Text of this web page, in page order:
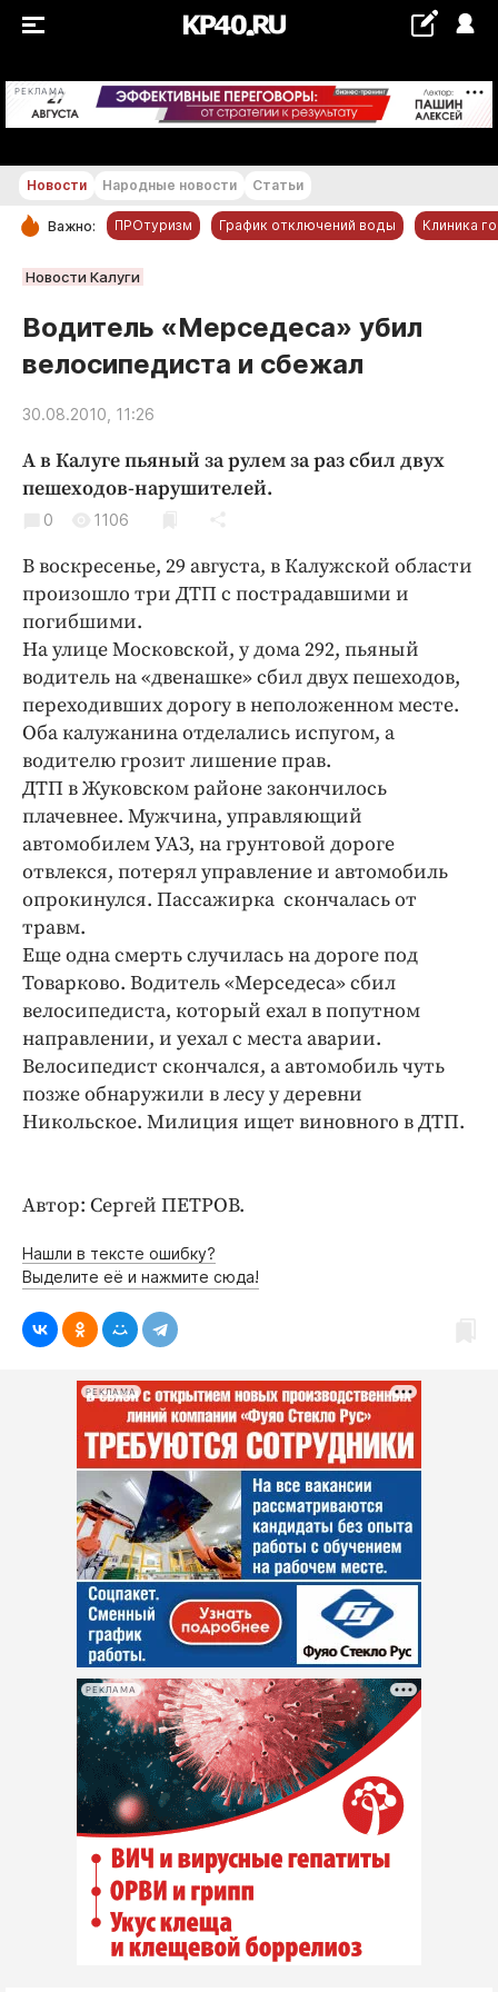
РЕКЛАМА +27...+28 °С
РУБРИКИ
Новости компаний
Статьи
Народные новости
Авто и транспорт
Благоустройство
Криминал
Недвижимость и ЖКХ
Образование
Общество
Погода
Праздники
Происшествия
Спорт
Экономика и бизнес
ПРОЕКТЫ
Блоги
Издания
Медиаперсона
Интересное чтиво
Клиника года
Бренд года
Работодатель года
Новости Народные новости Статьи
Важно: ПРОтуризм График отключений воды Клиника
Новости Калуги
Водитель «Мерседеса» убил
велосипедиста и сбежал
30.08.2010, 11:26
А в Калуге пьяный за рулем за раз сбил двух
пешеходов-нарушителей.
0 1106
В воскресенье, 29 августа, в Калужской области
произошло три ДТП с пострадавшими и
погибшими.
На улице Московской, у дома 292, пьяный
водитель на «двенашке» сбил двух пешеходов,
переходивших дорогу в неположенном месте.
Оба калужанина отделались испугом, а
водителю грозит лишение прав.
ДТП в Жуковском районе закончилось
плачевнее. Мужчина, управляющий
автомобилем УАЗ, на грунтовой дороге
отвлекся, потерял управление и автомобиль
опрокинулся. Пассажирка скончалась от
травм.
Еще одна смерть случилась на дороге под
Товарково. Водитель «Мерседеса» сбил
велосипедиста, который ехал в попутном
направлении, и уехал с места аварии.
Велосипедист скончался, а автомобиль чуть
позже обнаружили в лесу у деревни
Никольское. Милиция ищет виновного в ДТП.
Автор: Сергей ПЕТРОВ.
Нашли в тексте ошибку?
Выделите её и нажмите сюда!
РЕКЛАМА
РЕКЛАМА